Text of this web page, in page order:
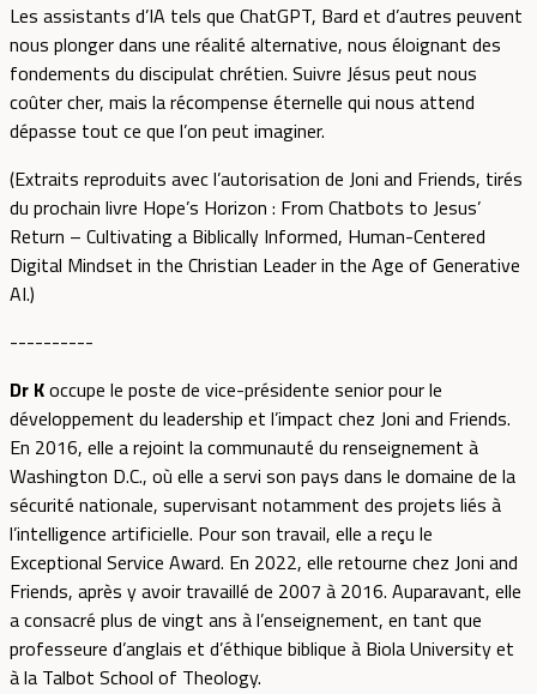
Les assistants d’IA tels que ChatGPT, Bard et d’autres peuvent
nous plonger dans une réalité alternative, nous éloignant des
fondements du discipulat chrétien. Suivre Jésus peut nous
coûter cher, mais la récompense éternelle qui nous attend
dépasse tout ce que l’on peut imaginer.
(Extraits reproduits avec l’autorisation de Joni and Friends, tirés
du prochain livre Hope’s Horizon : From Chatbots to Jesus’
Return – Cultivating a Biblically Informed, Human-Centered
Digital Mindset in the Christian Leader in the Age of Generative
AI.)
----------
Dr Koccupe le poste de vice-présidente senior pour le
développement du leadership et l’impact chez Joni and Friends.
En 2016, elle a rejoint la communauté du renseignement à
Washington D.C., où elle a servi son pays dans le domaine de la
sécurité nationale, supervisant notamment des projets liés à
l’intelligence artificielle. Pour son travail, elle a reçu le
Exceptional Service Award. En 2022, elle retourne chez Joni and
Friends, après y avoir travaillé de 2007 à 2016. Auparavant, elle
a consacré plus de vingt ans à l’enseignement, en tant que
professeure d’anglais et d’éthique biblique à Biola University et
à la Talbot School of Theology.